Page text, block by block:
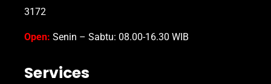
3172
Open: Senin – Sabtu: 08.00-16.30 WIB
Services